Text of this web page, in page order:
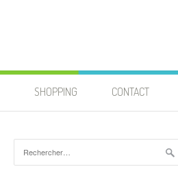
SHOPPING CONTACT